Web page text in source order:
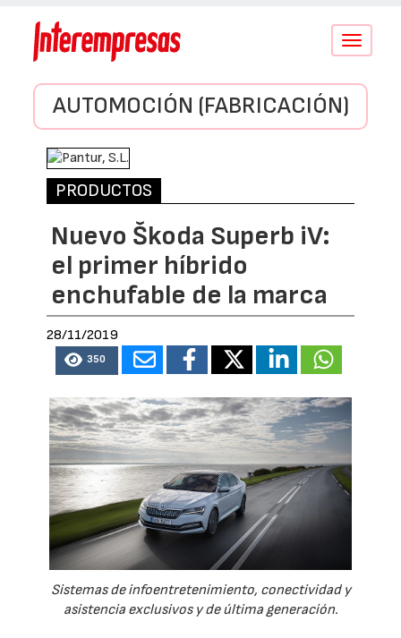
Conmutar
AUTOMOCIÓN (FABRICACIÓN)
PRODUCTOS
Nuevo Škoda Superb iV:
el primer híbrido
enchufable de la marca
28/11/2019
350
Sistemas de infoentretenimiento, conectividad y
asistencia exclusivos y de última generación.